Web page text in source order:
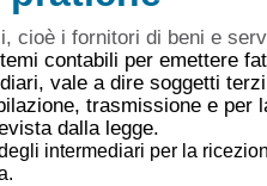
cioè i fornitori di beni e
contabili per emettere
vale a dire soggetti
trasmissione e per
dalla legge.
intermediari per la